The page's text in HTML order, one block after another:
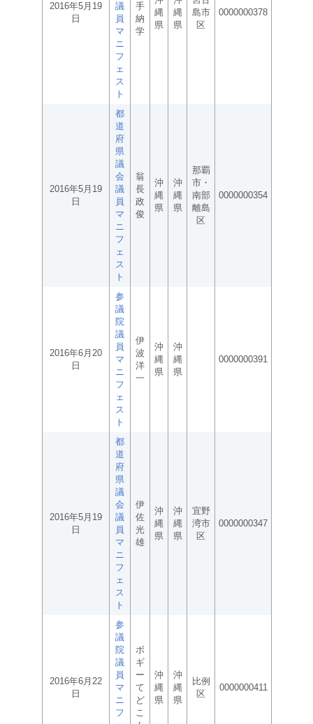
2016年5月19
日
議
員
マ
ニ
フ
ェ
ス
ト
手
納
学
縄
県
縄
県
島市
区
0000000378
2016年5月19
日
都
道
府
県
議
会
議
員
マ
ニ
フ
ェ
ス
ト
翁
長
政
俊
沖
縄
県
沖
縄
県
那覇
市・
南部
離島
区
0000000354
2016年6月20
日
参
議
院
議
員
マ
ニ
フ
ェ
ス
ト
伊
波
洋
一
沖
縄
県
沖
縄
県
0000000391
2016年5月19
日
都
道
府
県
議
会
議
員
マ
ニ
フ
ェ
ス
ト
伊
佐
光
雄
沖
縄
県
沖
縄
県
宜野
湾市
区
0000000347
2016年6月22
日
参
議
院
議
員
マ
ニ
フ
ボ
ギ
ー
て
ど
こ
沖
縄
県
沖
縄
県
比例
区
0000000411